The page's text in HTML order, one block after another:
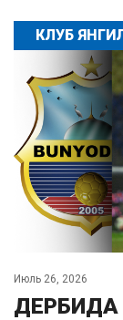
КЛУБ
Июль 26, 2026